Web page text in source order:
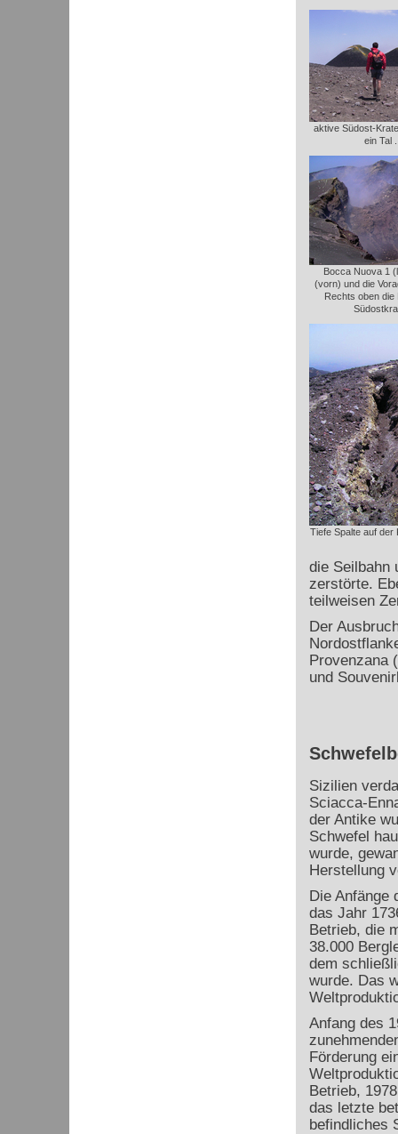
aktive Südost-
ein Tal
Bocca Nuova 1
(vorn) und die
Rechts oben die
Tiefe Spalte auf der
die Seilbahn
zerstörte.
teilweisen
Der
Provenzana
und
Sizilien
Sciacca-
der Antike
Schwefel
wurde,
Herstellung
Die Anfänge
das Jahr
Betrieb, die
38.000
dem
wurde. Das
Anfang des
Förderung
Betrieb,
das letzte
befindliches